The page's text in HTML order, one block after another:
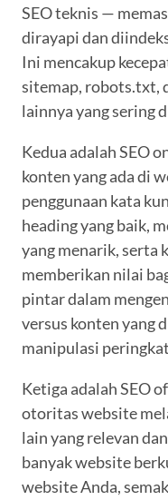
SEO teknis —
dirayapi dan
Ini mencakup
sitemap, robots.txt,
lainnya yang sering
Kedua adalah SEO
konten yang ada di
penggunaan kata
heading yang baik,
yang menarik, serta
memberikan nilai
pintar dalam
versus konten yang
manipulasi
Ketiga adalah SEO
otoritas website
lain yang relevan
banyak website
website Anda,